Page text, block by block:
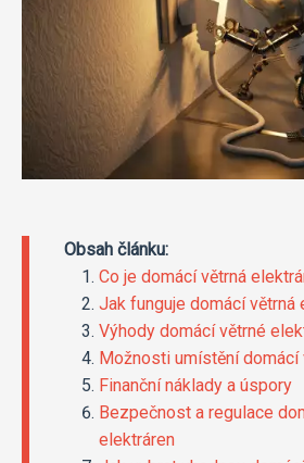
Obsah článku:
Co je domácí větrná
Jak funguje domácí větrná
Výhody domácí větrné
Možnosti umístění domácí
Finanční náklady a úspory
Bezpečnost a regulace
elektráren